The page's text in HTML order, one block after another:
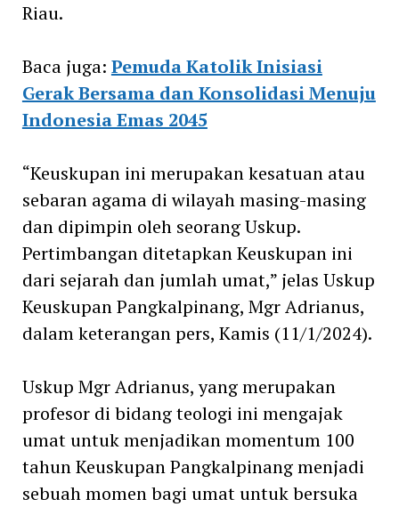
Riau.
Baca juga: Pemuda Katolik Inisiasi
Gerak Bersama dan Konsolidasi Menuju
Indonesia Emas 2045
“Keuskupan ini merupakan kesatuan atau
sebaran agama di wilayah masing-masing
dan dipimpin oleh seorang Uskup.
Pertimbangan ditetapkan Keuskupan ini
dari sejarah dan jumlah umat,” jelas Uskup
Keuskupan Pangkalpinang, Mgr Adrianus,
dalam keterangan pers, Kamis (11/1/2024).
Uskup Mgr Adrianus, yang merupakan
profesor di bidang teologi ini mengajak
umat untuk menjadikan momentum 100
tahun Keuskupan Pangkalpinang menjadi
sebuah momen bagi umat untuk bersuka